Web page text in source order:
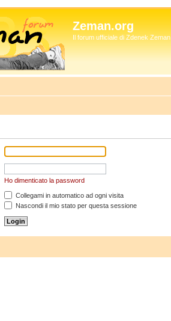
Zeman.org
Il forum ufficiale di Zdenek Zeman
Ho dimenticato la password
Collegami in automatico ad ogni visita
Nascondi il mio stato per questa sessione